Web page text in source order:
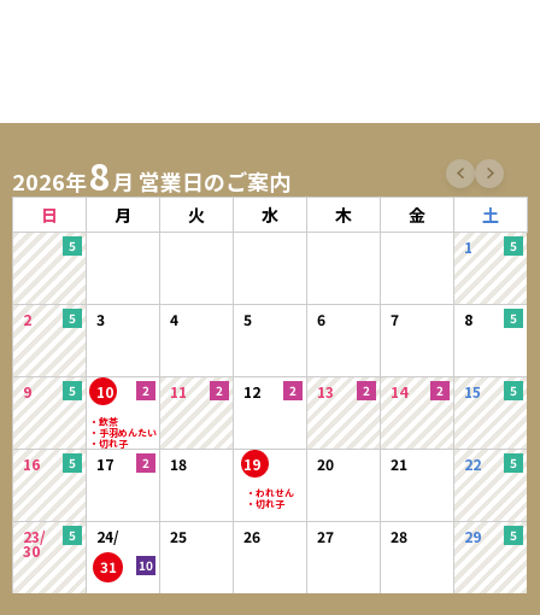
2026年8月 営業日のご案内
日 月 火 水 木 金 土
1
2 3 4 5 6 7 8
9 10 11 12 13 14 15
16 17 18 19 20 21 22
23/
30
24/
31
25 26 27 28 29